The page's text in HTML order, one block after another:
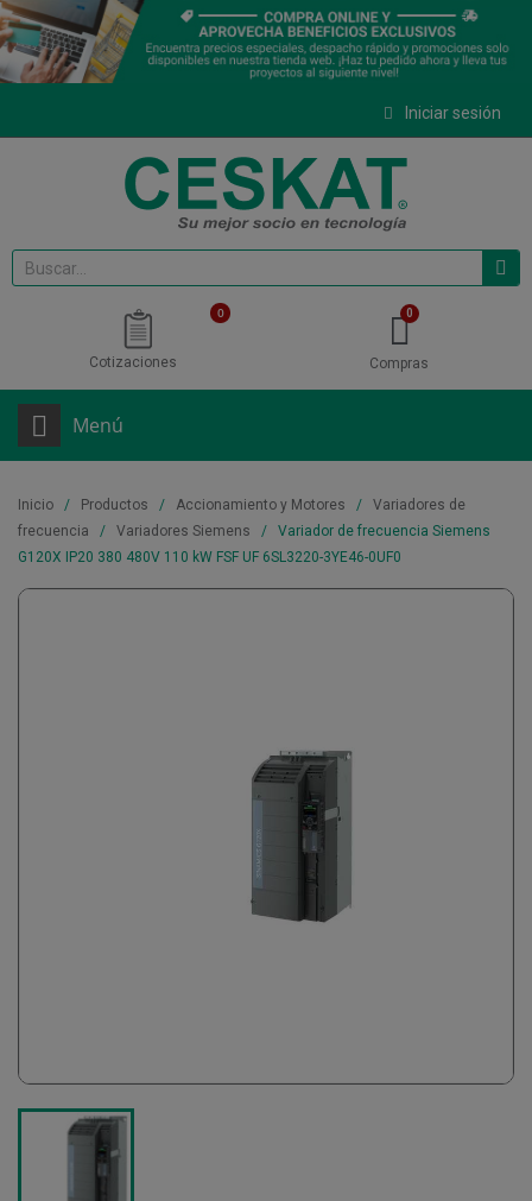
Iniciar sesión
0
Cotizaciones Compras
Menú
Inicio Productos Accionamiento y Motores
Variadores de
frecuencia
Variadores Siemens
Variador de frecuencia Siemens
G120X IP20 380 480V 110 kW FSF UF 6SL3220-3YE46-0UF0